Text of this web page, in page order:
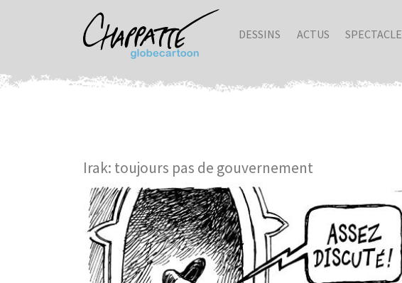
DESSINS ACTUS SPECTACLE
Irak: toujours pas de gouvernement